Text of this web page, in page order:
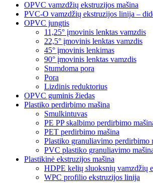
OPVC vamzdžių ekstruzijos mašina
PVC-O vamzdžių ekstruzijos linija –
OPVC jungtis
11,25° įmovinis lenktas vamzdis
22,5° įmovinis lenktas vamzdis
45° įmovinis lenkimas
90° įmovinis lenktas vamzdis
Stumdoma pora
Pora
Lizdinis reduktorius
OPVC guminis žiedas
Plastiko perdirbimo mašina
Smulkintuvas
PE PP skalbimo perdirbimo
PET perdirbimo mašina
Plastiko granuliavimo perdirbimo
PVC plastiko granuliavimo
Plastikinė ekstruzijos mašina
HDPE kelių sluoksnių vamzdžių
WPC profilio ekstruzijos linija